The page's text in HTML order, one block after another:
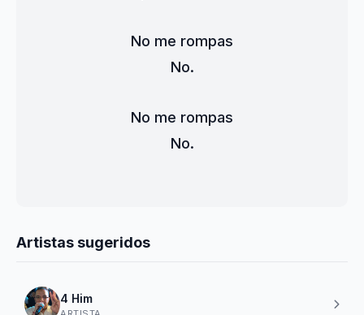
No me rompas
No.
No me rompas
No.
Artistas sugeridos
4 Him